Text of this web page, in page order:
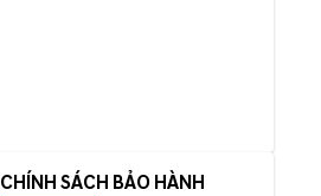
CHÍNH SÁCH BẢO HÀNH